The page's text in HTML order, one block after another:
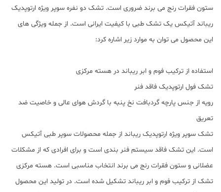
ستون فقرات رنج می برند ضروری است. تشک دو نفره سوپر ویژه ارتوپدیک
ریباند آتیکس یک تشک طبی با کیفیت ایرانی است. از جمله ویژگی های
این محصول می توان به موارد زیر اشاره کرد:
استفاده از ترکیب فوم و ابر ریباند در هسته مرکزی
تشک فول ارتوپدیک فاقد فنر
رویه از جنس پارچه گردبافت نخ پنبه با گردش هوای عالی و خاصیت ضد
تعریق
تشک سوپر ویژه ارتوپدیک ریباند از جمله محصولات سوپر طبی آتیکس
است. این تشک فاقد سیستم فنر بندی است و برای افرادی که از مشکلات
عضلانی و ستون فقرات رنج می برند انتخاب مناسبی است. هسته مرکزی
تشک از ترکیب فوم و ابر ریباند تشکیل شده است. در تولید این محصول